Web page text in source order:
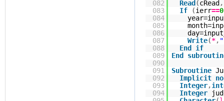
082
Read (cRead ,
083
If (ierr==0
084
year=
085
month=
086
day=
087
Write(*,
088
End
if
089
End
090
091
Subroutine
092
Implicit
093
Integer,
094
Integer